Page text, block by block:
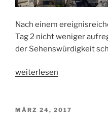
Nach einem
Tag 2 nicht weniger
der Sehenswürdigkeit
„Paris
kleinen
weiterlesen
VERÖFFENTLICHT
MÄRZ 24, 2017